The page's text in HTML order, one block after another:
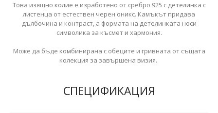
Това изящно колие е изработено от сребро 925 с детелинка с
листенца от естествен черен оникс. Камъкът придава
дълбочина и контраст, а формата на детелинката носи
символика за късмет и хармония.
Може да бъде комбинирана с обеците и гривната от същата
колекция за завършена визия.
СПЕЦИФИКАЦИЯ